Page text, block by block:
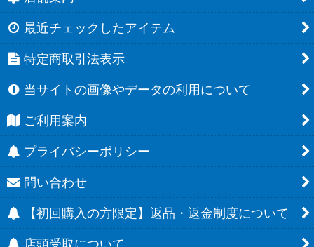
最近チェックしたアイテム
特定商取引法表示
当サイトの画像やデータの利用について
ご利用案内
プライバシーポリシー
問い合わせ
【初回購入の方限定】返品・返金制度について
店頭受取について